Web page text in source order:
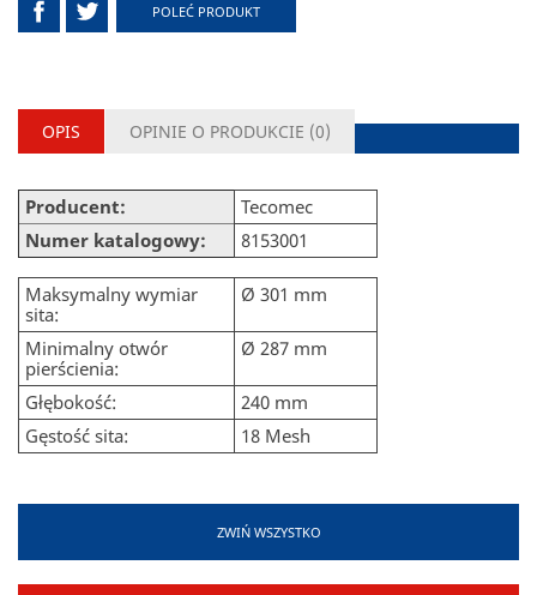
ZWIŃ WSZYSTKO
POLEĆ PRODUKT
OPIS OPINIE O PRODUKCIE (0)
Producent:
Tecomec
Numer katalogowy:
8153001
Maksymalny wymiar
sita:
Ø 301 mm
Minimalny otwór
pierścienia:
Ø 287 mm
Głębokość:
240 mm
Gęstość sita:
18 Mesh